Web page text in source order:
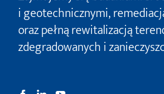
i geotechnicznymi,
oraz pełną rewitalizacją
zdegradowanych i